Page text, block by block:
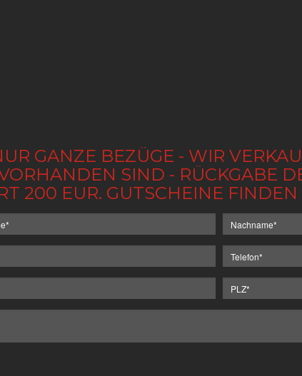
GANZE BEZÜGE - WIR
SIND - RÜCKGABE
200 EUR. GUTSCHEINE